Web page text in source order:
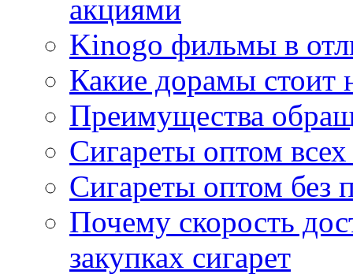
акциями
Kinogo фильмы в
Какие дорамы стоит
Преимущества
Сигареты оптом
Сигареты оптом без
Почему скорость
закупках сигарет